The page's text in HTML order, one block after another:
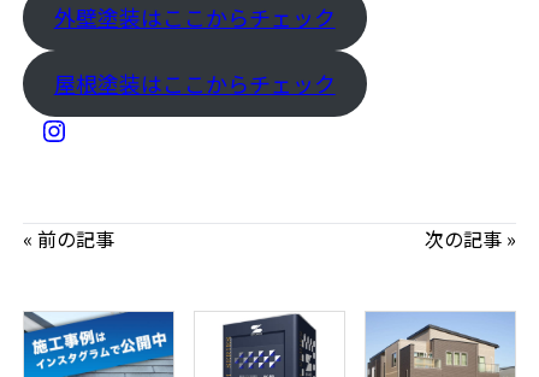
外壁塗装はここからチェック
屋根塗装はここからチェック
« 前の記事 次の記事 »